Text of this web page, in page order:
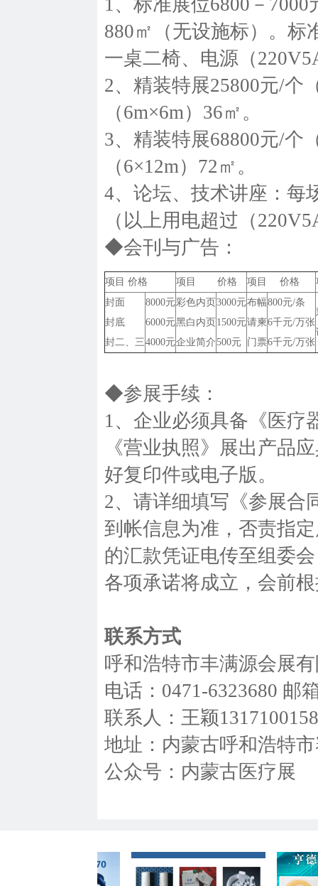
1、标准展位6800－
880㎡（无设施标）。标
一桌二椅、电源（
2、精装特展25800元/个
（6m×6m）36㎡。
3、精装特展68800元/个
（6×12m）72㎡。
4、论坛、技术讲座：每
（以上用电超过（
◆会刊与广告：
项目 价格 项目 价格 项目 价格
封面
封底
封二、三
8000元
6000元
4000元
彩色内页
黑白内页
企业简介
3000元
1500元
500元
布幅
请柬
门票
800元/条
6千元/万张
6千元/万张
◆参展手续：
1、企业必须具备《医疗
《营业执照》展出产品
好复印件或电子版。
2、请详细填写《参展合
到帐信息为准，否责指
的汇款凭证电传至组委
各项承诺将成立，会前
联系方式
呼和浩特市丰满源会展
电话：0471-6323680 邮
联系人：王颖
地址：内蒙古呼和浩特
公众号：内蒙古医疗展